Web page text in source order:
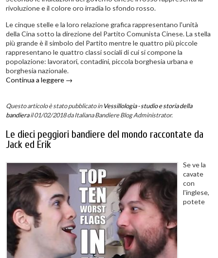
rivoluzione e il colore oro irradia lo sfondo rosso.
Le cinque stelle e la loro relazione grafica rappresentano l'unità
della Cina sotto la direzione del Partito Comunista Cinese. La stella
più grande è il simbolo del Partito mentre le quattro più piccole
rappresentano le quattro classi sociali di cui si compone la
popolazione: lavoratori, contadini, piccola borghesia urbana e
borghesia nazionale.
Continua a leggere →
Questo articolo è stato pubblicato inVessillologia - studio e storia della
bandierail 01/02/2018da Italiana Bandiere Blog Administrator.
Le dieci peggiori bandiere del mondo raccontate da
Jack ed Erik
Se ve la
cavate
con
l'inglese,
potete